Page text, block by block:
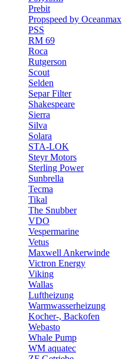
Prebit
Propspeed by Oceanmax
PSS
RM 69
Roca
Rutgerson
Scout
Selden
Separ Filter
Shakespeare
Sierra
Silva
Solara
STA-LOK
Steyr Motors
Sterling Power
Sunbrella
Tecma
Tikal
The Snubber
VDO
Vespermarine
Vetus
Maxwell Ankerwinde
Victron Energy
Viking
Wallas
Luftheizung
Warmwasserheizung
Kocher-, Backofen
Webasto
Whale Pump
WM aquatec